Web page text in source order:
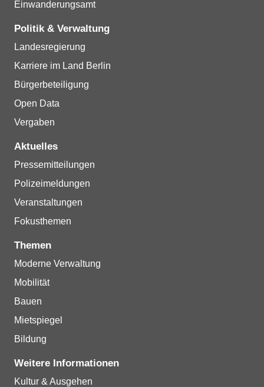
Einwanderungsamt
Politik & Verwaltung
Landesregierung
Karriere im Land Berlin
Bürgerbeteiligung
Open Data
Vergaben
Aktuelles
Pressemitteilungen
Polizeimeldungen
Veranstaltungen
Fokusthemen
Themen
Moderne Verwaltung
Mobilität
Bauen
Mietspiegel
Bildung
Weitere Informationen
Kultur & Ausgehen